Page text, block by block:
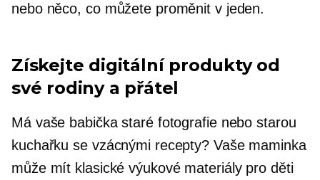
nebo něco, co můžete proměnit v jeden.
Získejte digitální produkty od
své rodiny a přátel
Má vaše babička staré fotografie nebo starou
kuchařku se vzácnými recepty? Vaše maminka
může mít klasické výukové materiály pro děti